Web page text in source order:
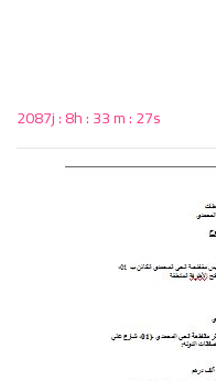
2087j : 8h : 33 m : 26s